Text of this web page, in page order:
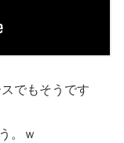
でもそうです
。ｗ